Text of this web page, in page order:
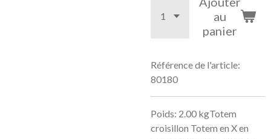
au
panier
Référence de l'article:
80180
Poids: 2.00 kgTotem
croisillon Totem en X en